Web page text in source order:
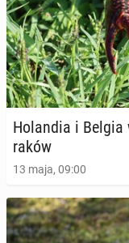
Ho­lan­dia i Belgia
raków
13 maja, 09:00